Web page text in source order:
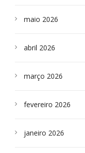
maio 2026
abril 2026
março 2026
fevereiro 2026
janeiro 2026